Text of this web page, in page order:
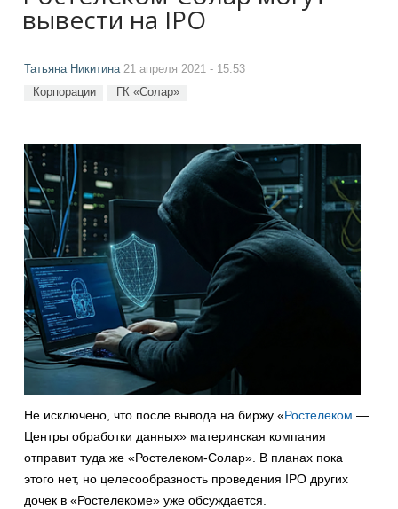
вывести на IPO
Татьяна Никитина21 апреля 2021 - 15:53
Корпорации ГК «Солар»
Не исключено, что после вывода на биржу «Ростелеком —
Центры обработки данных» материнская компания
отправит туда же «Ростелеком-Солар». В планах пока
этого нет, но целесообразность проведения IPO других
дочек в «Ростелекоме» уже обсуждается.